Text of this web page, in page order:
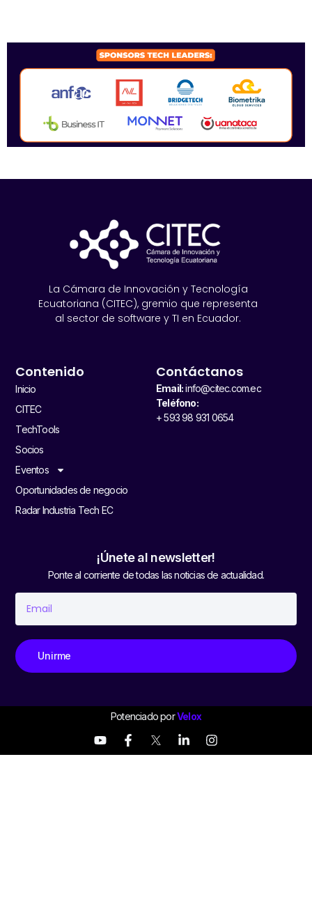
La Cámara de Innovación y Tecnología
Ecuatoriana (CITEC), gremio que representa
al sector de software y TI en Ecuador.
Contenido
Inicio
CITEC
TechTools
Socios
Eventos
Oportunidades de negocio
Radar Industria Tech EC
Contáctanos
Email:info@citec.com.ec
Teléfono:
+ 593 98 931 0654
¡Únete al newsletter!
Ponte al corriente de todas las noticias de actualidad.
Unirme
Potenciado porVelox